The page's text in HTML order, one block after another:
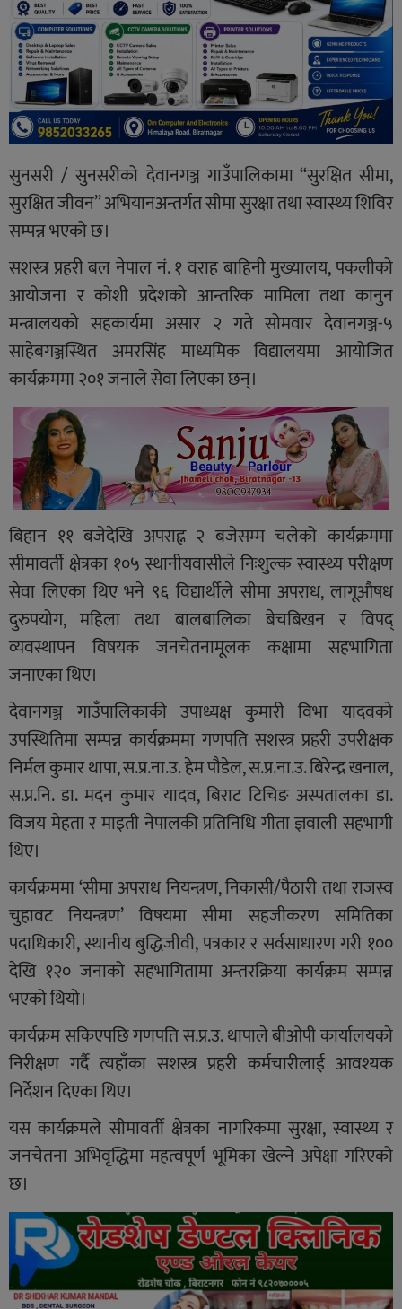
सुनसरी / सुनसरीको देवानगञ्ज गाउँपालिकामा “सुरक्षित सीमा,
सुरक्षित जीवन” अभियानअन्तर्गत सीमा सुरक्षा तथा स्वास्थ्य शिविर
सम्पन्न भएको छ।
सशस्त्र प्रहरी बल नेपाल नं. १ वराह बाहिनी मुख्यालय, पकलीको
आयोजना र कोशी प्रदेशको आन्तरिक मामिला तथा कानुन
मन्त्रालयको सहकार्यमा असार २ गते सोमवार देवानगञ्ज-५
साहेबगञ्जस्थित अमरसिंह माध्यमिक विद्यालयमा आयोजित
कार्यक्रममा २०१ जनाले सेवा लिएका छन्।
बिहान ११ बजेदेखि अपराह्न २ बजेसम्म चलेको कार्यक्रममा
सीमावर्ती क्षेत्रका १०५ स्थानीयवासीले निःशुल्क स्वास्थ्य परीक्षण
सेवा लिएका थिए भने ९६ विद्यार्थीले सीमा अपराध, लागूऔषध
दुरुपयोग, महिला तथा बालबालिका बेचबिखन र विपद्
व्यवस्थापन विषयक जनचेतनामूलक कक्षामा सहभागिता
जनाएका थिए।
देवानगञ्ज गाउँपालिकाकी उपाध्यक्ष कुमारी विभा यादवको
उपस्थितिमा सम्पन्न कार्यक्रममा गणपति सशस्त्र प्रहरी उपरीक्षक
निर्मल कुमार थापा, स.प्र.ना.उ. हेम पौडेल, स.प्र.ना.उ. बिरेन्द्र खनाल,
स.प्र.नि. डा. मदन कुमार यादव, बिराट टिचिङ अस्पतालका डा.
विजय मेहता र माइती नेपालकी प्रतिनिधि गीता ज्ञवाली सहभागी
थिए।
कार्यक्रममा ‘सीमा अपराध नियन्त्रण, निकासी/पैठारी तथा राजस्व
चुहावट नियन्त्रण’ विषयमा सीमा सहजीकरण समितिका
पदाधिकारी, स्थानीय बुद्धिजीवी, पत्रकार र सर्वसाधारण गरी १००
देखि १२० जनाको सहभागितामा अन्तरक्रिया कार्यक्रम सम्पन्न
भएको थियो।
कार्यक्रम सकिएपछि गणपति स.प्र.उ. थापाले बीओपी कार्यालयको
निरीक्षण गर्दै त्यहाँका सशस्त्र प्रहरी कर्मचारीलाई आवश्यक
निर्देशन दिएका थिए।
यस कार्यक्रमले सीमावर्ती क्षेत्रका नागरिकमा सुरक्षा, स्वास्थ्य र
जनचेतना अभिवृद्धिमा महत्वपूर्ण भूमिका खेल्ने अपेक्षा गरिएको
छ।